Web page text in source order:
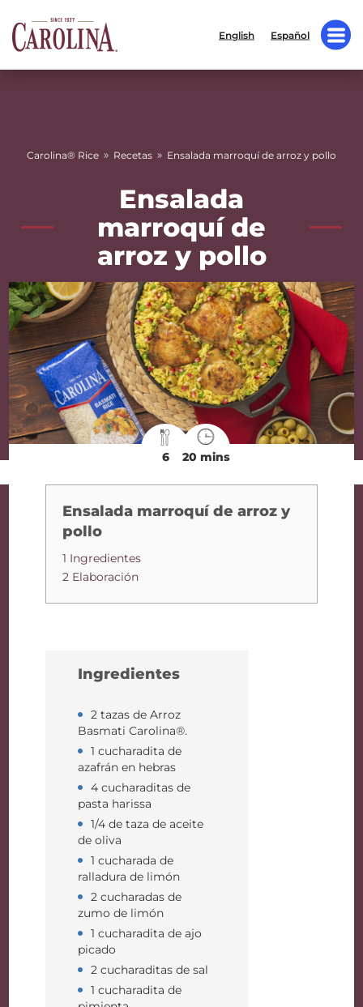
English Español
Carolina® Rice » Recetas » Ensalada marroquí de arroz y pollo
Ensalada
marroquí de
arroz y pollo
6 20 mins
Ensalada marroquí de arroz y
pollo
1 Ingredientes
2 Elaboración
Ingredientes
2 tazas de Arroz
Basmati Carolina®.
1 cucharadita de
azafrán en hebras
4 cucharaditas de
pasta harissa
1/4 de taza de aceite
de oliva
1 cucharada de
ralladura de limón
2 cucharadas de
zumo de limón
1 cucharadita de ajo
picado
2 cucharaditas de sal
1 cucharadita de